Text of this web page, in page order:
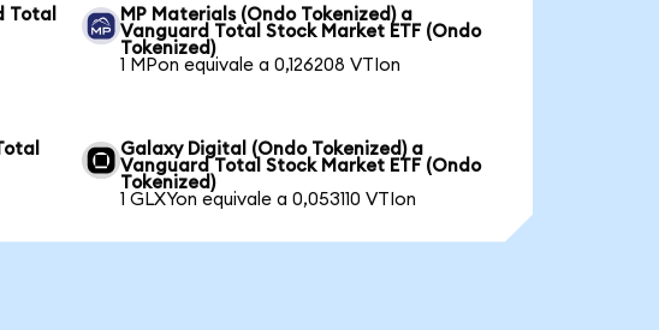
Total
MP Materials (Ondo Tokenized) a
Vanguard Total Stock Market ETF (Ondo
Tokenized)
1 MPon equivale a 0,126208 VTIon
Galaxy Digital (Ondo Tokenized) a
Vanguard Total Stock Market ETF (Ondo
Tokenized)
1 GLXYon equivale a 0,053110 VTIon